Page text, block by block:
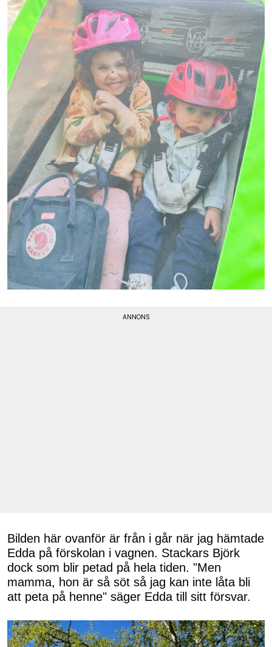
Bilden här ovanför är från i går när jag hämtade
Edda på förskolan i vagnen. Stackars Björk
dock som blir petad på hela tiden. "Men
mamma, hon är så söt så jag kan inte låta bli
att peta på henne" säger Edda till sitt försvar.